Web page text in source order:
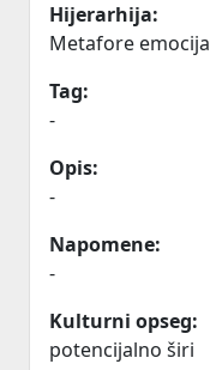
Hijerarhija:
Metafore emocija
Tag:
-
Opis:
-
Napomene:
-
Kulturni opseg:
potencijalno širi